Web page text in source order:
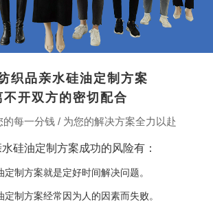
织品亲水硅油定制方案
不开双方的密切配合
每一分钱 / 为您的解决方案全力以赴
硅油定制方案成功的风险有：
定制方案就是定好时间解决问题。
定制方案经常因为人的因素而失败。